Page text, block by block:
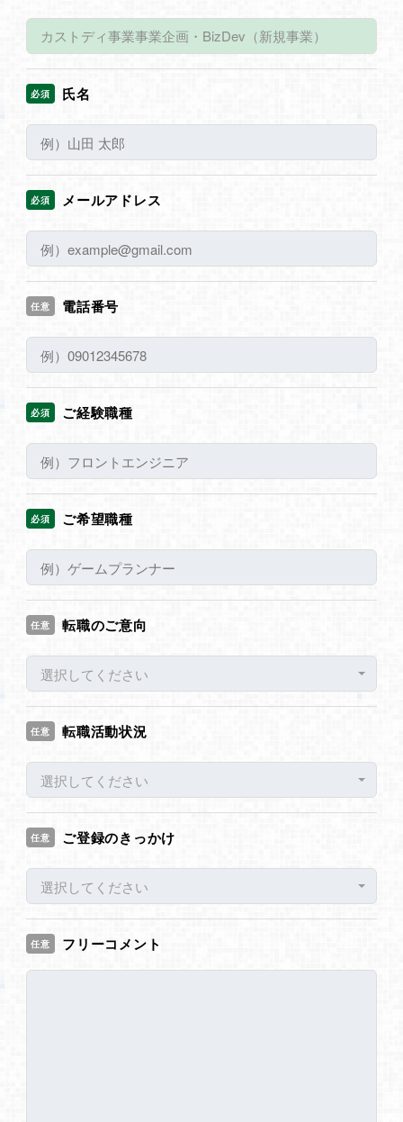
必須 氏名
必須 メールアドレス
任意 電話番号
必須 ご経験職種
必須 ご希望職種
任意 転職のご意向
選択してください
任意 転職活動状況
選択してください
任意 ご登録のきっかけ
選択してください
任意 フリーコメント